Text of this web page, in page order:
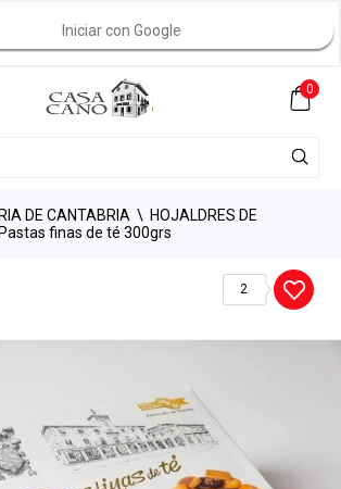
Iniciar con Google
0
DE CANTABRIA
HOJALDRES DE
Pastas finas de té 300grs
2